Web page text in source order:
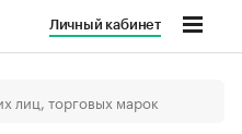
Личный кабинет